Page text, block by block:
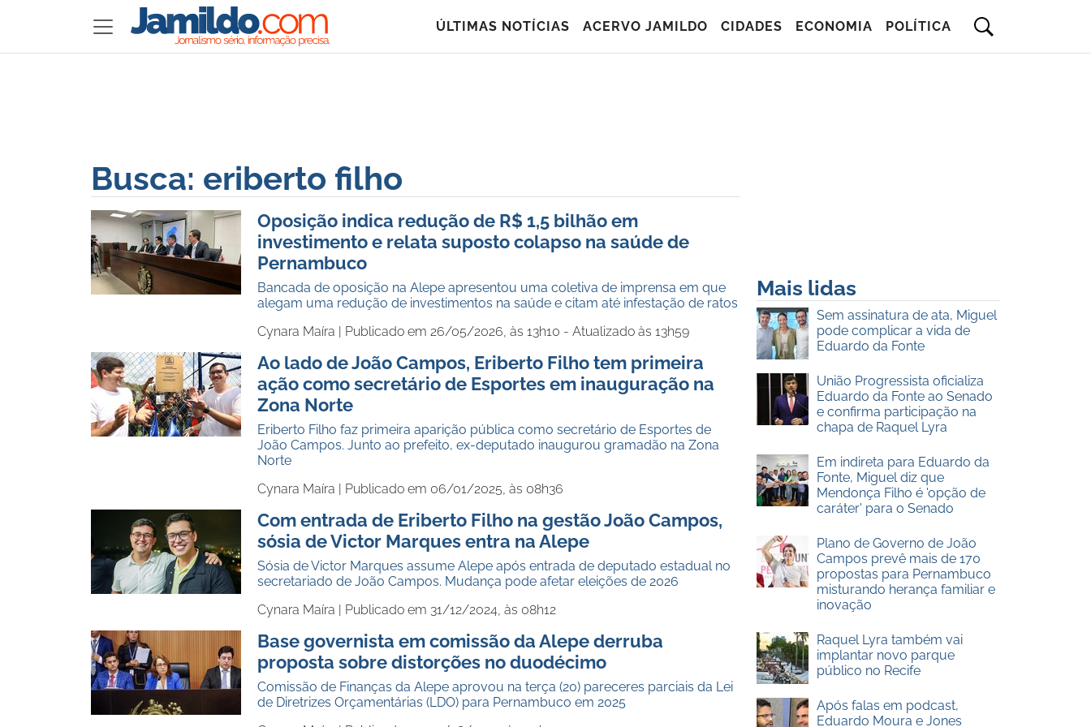
ÚLTIMAS NOTÍCIAS ACERVO JAMILDO CIDADES ECONOMIA POLÍTICA
Busca: eriberto filho
Oposição indica redução de R$ 1,5 bilhão em
investimento e relata suposto colapso na saúde de
Pernambuco
Bancada de oposição na Alepe apresentou uma coletiva de imprensa em que
alegam uma redução de investimentos na saúde e citam até infestação de ratos
Cynara Maíra | Publicado em 26/05/2026, às 13h10 - Atualizado às 13h59
Ao lado de João Campos, Eriberto Filho tem primeira
ação como secretário de Esportes em inauguração na
Zona Norte
Eriberto Filho faz primeira aparição pública como secretário de Esportes de
João Campos. Junto ao prefeito, ex-deputado inaugurou gramadão na Zona
Norte
Cynara Maíra | Publicado em 06/01/2025, às 08h36
Com entrada de Eriberto Filho na gestão João Campos,
sósia de Victor Marques entra na Alepe
Sósia de Victor Marques assume Alepe após entrada de deputado estadual no
secretariado de João Campos. Mudança pode afetar eleições de 2026
Cynara Maíra | Publicado em 31/12/2024, às 08h12
Base governista em comissão da Alepe derruba
proposta sobre distorções no duodécimo
Comissão de Finanças da Alepe aprovou na terça (20) pareceres parciais da Lei
de Diretrizes Orçamentárias (LDO) para Pernambuco em 2025
Mais lidas
Sem assinatura de ata, Miguel
pode complicar a vida de
Eduardo da Fonte
União Progressista oficializa
Eduardo da Fonte ao Senado
e confirma participação na
chapa de Raquel Lyra
Em indireta para Eduardo da
Fonte, Miguel diz que
Mendonça Filho é 'opção de
caráter' para o Senado
Plano de Governo de João
Campos prevê mais de 170
propostas para Pernambuco
misturando herança familiar e
inovação
Raquel Lyra também vai
implantar novo parque
público no Recife
Após falas em podcast,
Eduardo Moura e Jones